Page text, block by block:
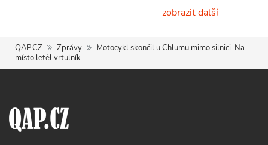
zobrazit další
QAP.CZ Zprávy
Motocykl skončil u Chlumu mimo silnici. Na
místo letěl vrtulník